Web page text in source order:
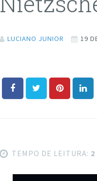
LUCIANO JUNIOR 19
TEMPO DE LEITURA: